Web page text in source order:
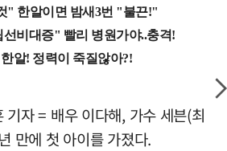
기자 = 배우 이다해, 가수 세븐(최
만에 첫 아이를 가졌다.